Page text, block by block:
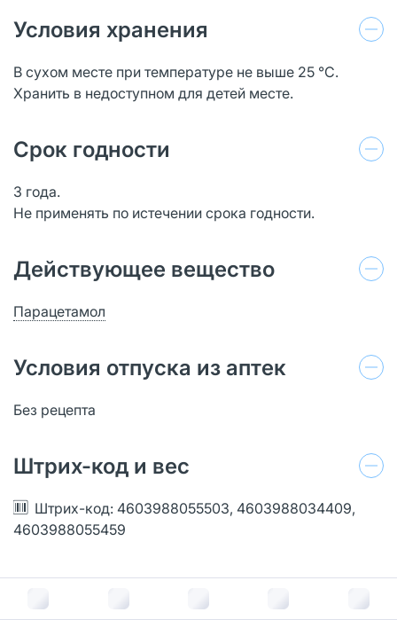
Условия хранения
В сухом месте при температуре не выше 25 °С.
Хранить в недоступном для детей месте.
Срок годности
3 года.
Не применять по истечении срока годности.
Действующее вещество
Парацетамол
Условия отпуска из аптек
Без рецепта
Штрих-код и вес
Штрих-код: 4603988055503, 4603988034409,
4603988055459
500 мг 20 шт: отзывы покупателей и